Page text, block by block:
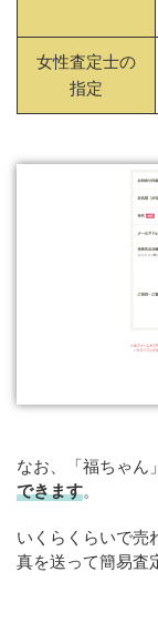
女性査定士の
指定
なお、「福ちゃん
できます。
いくらくらいで売
真を送って簡易査